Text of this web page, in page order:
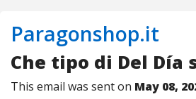
Paragonshop.it
Che tipo di Del Día
This email was sent on May 08,